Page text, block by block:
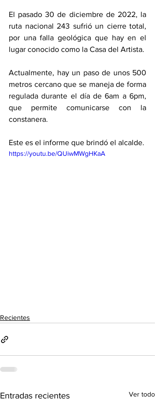
El pasado 30 de diciembre de 2022, la
ruta nacional 243 sufrió un cierre total,
por una falla geológica que hay en el
lugar conocido como la Casa del Artista.
Actualmente, hay un paso de unos 500
metros cercano que se maneja de forma
regulada durante el día de 6am a 6pm,
que permite comunicarse con la
constanera.
Este es el informe que brindó el alcalde.
https://youtu.be/QUiwMWgHKaA
Recientes
Entradas recientes Ver todo